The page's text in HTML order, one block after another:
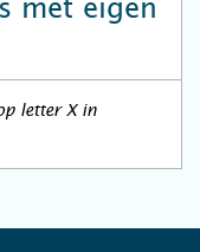
met eigen
letter X in